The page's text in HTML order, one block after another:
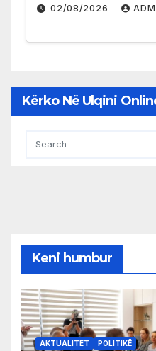
02/08/2026
Kërko Në Ulqini
Keni humbur
AKTUALITET POLITIKË